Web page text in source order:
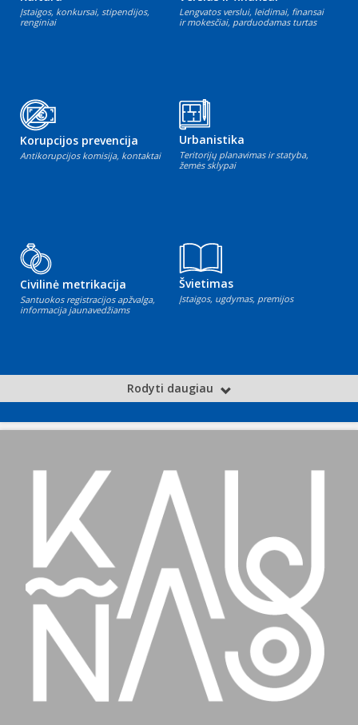
Įstaigos, konkursai, stipendijos,
renginiai
Lengvatos verslui, leidimai, finansai
ir mokesčiai, parduodamas turtas
Korupcijos prevencija
Antikorupcijos komisija, kontaktai
Urbanistika
Teritorijų planavimas ir statyba,
žemės sklypai
Civilinė metrikacija
Santuokos registracijos apžvalga,
informacija jaunavedžiams
Švietimas
Įstaigos, ugdymas, premijos
Rodyti daugiau